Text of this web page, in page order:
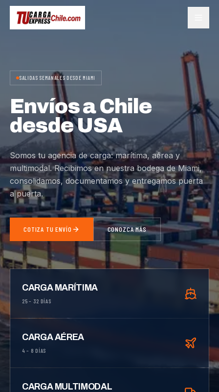
SALIDAS SEMANALES DESDE MIAMI
Envíos a Chile
desde USA
Somos tu agencia de carga: marítima, aérea y
multimodal. Recibimos en nuestra bodega de Miami,
consolidamos, documentamos y entregamos puerta
a puerta.
COTIZA TU ENVÍO CONOZCA MÁS
CARGA MARÍTIMA
25 – 32 DÍAS
CARGA AÉREA
4 – 8 DÍAS
CARGA MULTIMODAL